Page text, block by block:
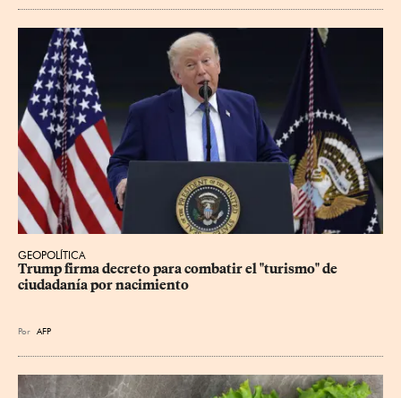
GEOPOLÍTICA
Trump firma decreto para combatir el "turismo" de
ciudadanía por nacimiento
Por AFP